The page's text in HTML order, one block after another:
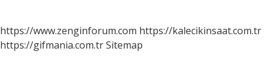
https://www.zenginforum.com https://kalecikinsaat.com.tr
https://gifmania.com.trSitemap